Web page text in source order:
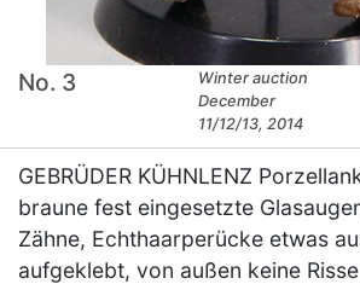
No. 3
Winter auction
December
11/12/13, 2014
GEBRÜDER KÜHNLENZ
braune fest eingesetzte
Zähne, Echthaarperücke etwas
aufgeklebt, von außen keine